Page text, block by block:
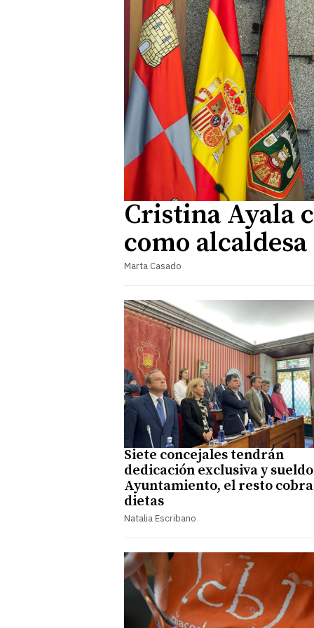
Cristina Ayala
como alcaldesa
Marta Casado
Siete concejales tendrán
dedicación exclusiva y
Ayuntamiento, el resto
dietas
Natalia Escribano